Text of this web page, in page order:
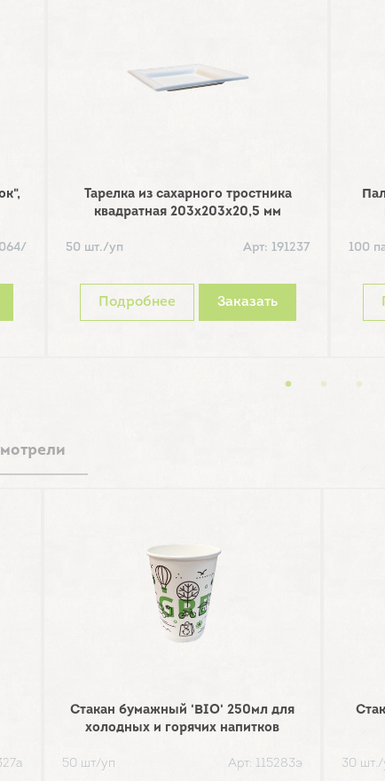
Тарелка из сахарного тростника
квадратная 203х203х20,5 мм
50 шт./уп Арт: 191237
Подробнее Заказать
100
Стакан бумажный 'BIO' 250мл для
холодных и горячих напитков
50 шт/уп Арт: 115283э 30 шт./